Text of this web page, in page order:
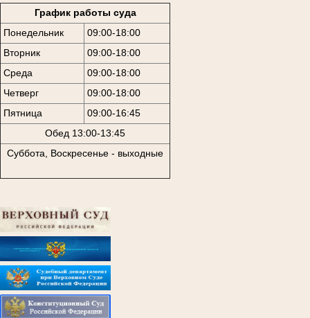
График работы суда
Понедельник
09:00-18:00
Вторник
09:00-18:00
Среда
09:00-18:00
Четверг
09:00-18:00
Пятница
09:00-16:45
Обед 13:00-13:45
Суббота, Воскресенье - выходные